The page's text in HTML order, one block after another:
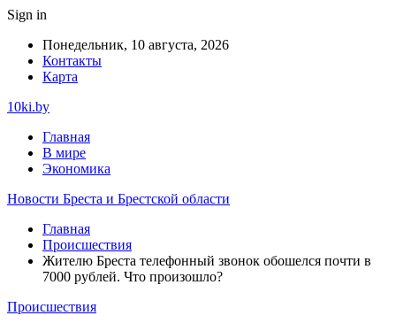
Sign in
Понедельник, 10 августа, 2026
Контакты
Карта
10ki.by
Главная
В мире
Экономика
Новости Бреста и Брестской области
Главная
Происшествия
Жителю Бреста телефонный звонок обошелся почти в
7000 рублей. Что произошло?
Происшествия